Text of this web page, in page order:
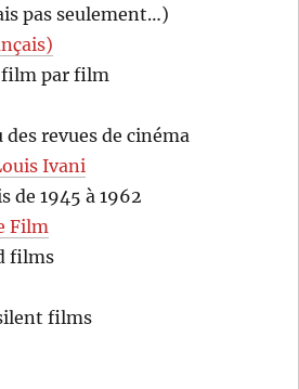
pas seulement…)
film par film
revues de cinéma
Ivani
de 1945 à 1962
Film
films
films